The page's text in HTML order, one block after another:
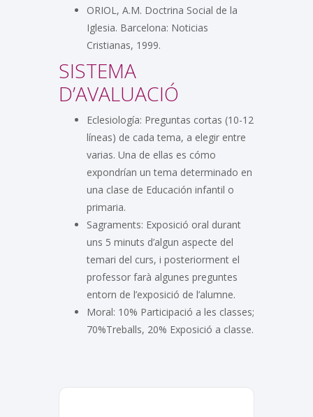
ORIOL, A.M. Doctrina Social de la
Iglesia. Barcelona: Noticias
Cristianas, 1999.
SISTEMA
D’AVALUACIÓ
Eclesiología: Preguntas cortas (10-12
líneas) de cada tema, a elegir entre
varias. Una de ellas es cómo
expondrían un tema determinado en
una clase de Educación infantil o
primaria.
Sagraments: Exposició oral durant
uns 5 minuts d’algun aspecte del
temari del curs, i posteriorment el
professor farà algunes preguntes
entorn de l’exposició de l’alumne.
Moral: 10% Participació a les classes;
70%Treballs, 20% Exposició a classe.